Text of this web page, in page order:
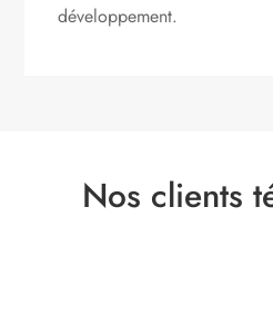
développement.
Nos clients